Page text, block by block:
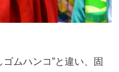
ムハンコ”と違い、固